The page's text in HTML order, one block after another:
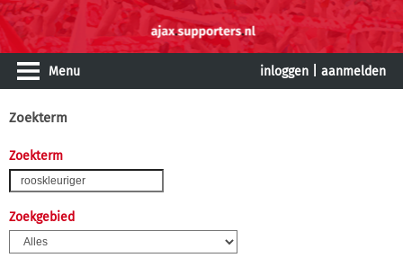
Menu inloggen aanmelden
Zoekterm
Zoekterm
Zoekgebied